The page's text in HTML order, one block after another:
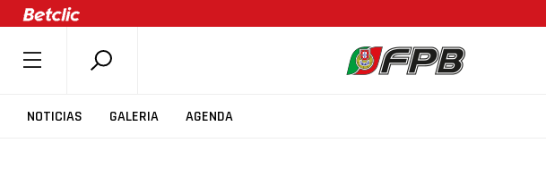
NOTICIAS GALERIA AGENDA
SOBRE A FPB